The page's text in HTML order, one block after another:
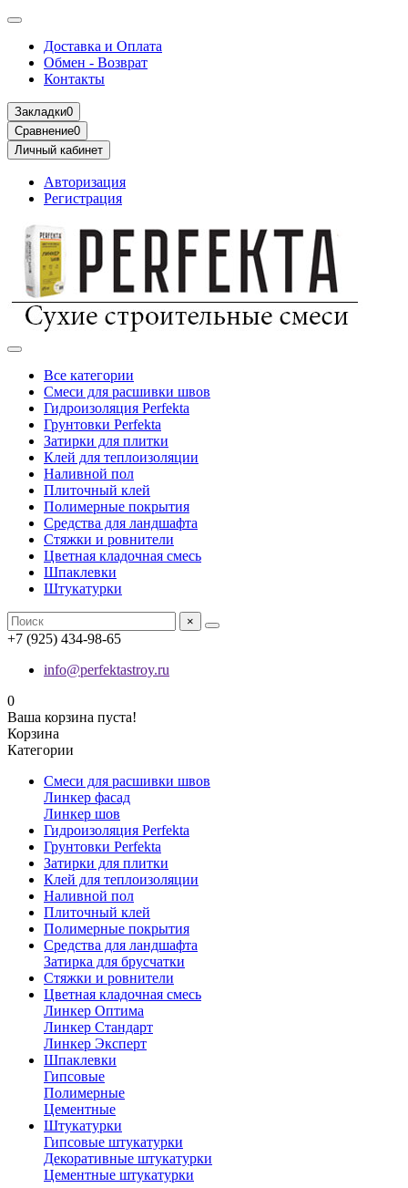
Доставка и Оплата
Обмен - Возврат
Контакты
Закладки0
Сравнение0
Личный кабинет
Авторизация
Регистрация
Все категории
Смеси для расшивки швов
Гидроизоляция Perfekta
Грунтовки Perfekta
Затирки для плитки
Клей для теплоизоляции
Наливной пол
Плиточный клей
Полимерные покрытия
Средства для ландшафта
Стяжки и ровнители
Цветная кладочная смесь
Шпаклевки
Штукатурки
×
+7 (925) 434-98-65
info@perfektastroy.ru
0
Ваша корзина пуста!
Корзина
Категории
Смеси для расшивки швов
Линкер фасад
Линкер шов
Гидроизоляция Perfekta
Грунтовки Perfekta
Затирки для плитки
Клей для теплоизоляции
Наливной пол
Плиточный клей
Полимерные покрытия
Средства для ландшафта
Затирка для брусчатки
Стяжки и ровнители
Цветная кладочная смесь
Линкер Оптима
Линкер Стандарт
Линкер Эксперт
Шпаклевки
Гипсовые
Полимерные
Цементные
Штукатурки
Гипсовые штукатурки
Декоративные штукатурки
Цементные штукатурки